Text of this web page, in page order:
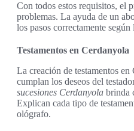
Con todos estos requisitos, el
problemas. La ayuda de un
los pasos correctamente según
Testamentos en Cerdanyola
La creación de testamentos en
cumplan los deseos del
sucesiones Cerdanyola brinda
Explican cada tipo de
ológrafo.